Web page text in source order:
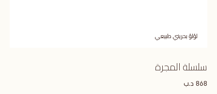
لؤلؤ بحريني طبيعي
سلسلة المجرة
868 د.ب